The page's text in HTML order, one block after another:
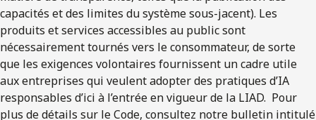
capacités et des limites du système sous-jacent). Les
produits et services accessibles au public sont
nécessairement tournés vers le consommateur, de sorte
que les exigences volontaires fournissent un cadre utile
aux entreprises qui veulent adopter des pratiques d’IA
responsables d’ici à l’entrée en vigueur de la LIAD. Pour
plus de détails sur le Code, consultez notre bulletin intitulé